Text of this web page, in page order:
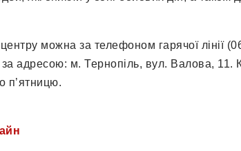
можна за телефоном гарячої лінії
адресою: м. Тернопіль, вул. Валова, 11.
п’ятницю.